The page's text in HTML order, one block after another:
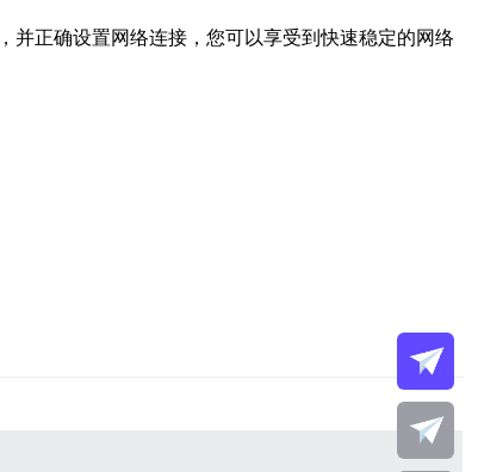
并正确设置网络连接，您可以享受到快速稳定的网络